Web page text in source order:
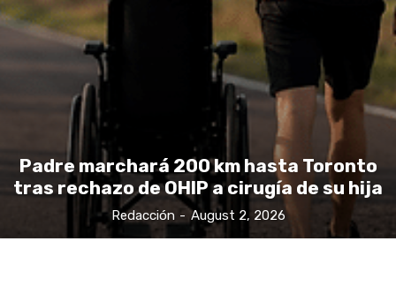
Padre marchará 200 km hasta Toronto
tras rechazo de OHIP a cirugía de su hija
Redacción - August 2, 2026